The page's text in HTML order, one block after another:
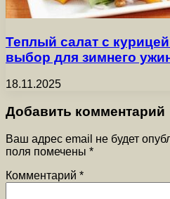
Теплый салат с
выбор для зимнего
18.11.2025
Добавить комментарий
Ваш адрес email не будет
поля помечены *
Комментарий *